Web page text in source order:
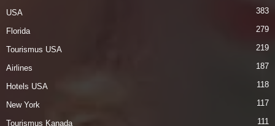
USA 383
Florida 279
Tourismus USA 219
Airlines 187
Hotels USA 118
New York 117
Tourismus Kanada 111